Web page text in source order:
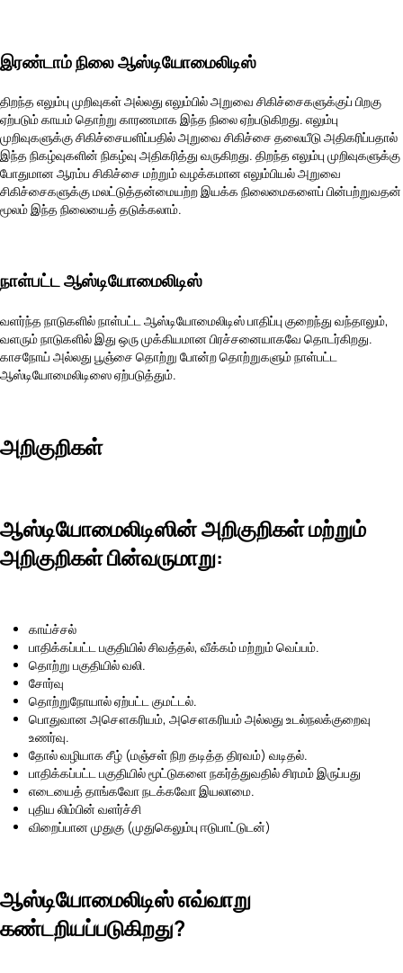
இரண்டாம் நிலை ஆஸ்டியோமைலிடிஸ்
திறந்த எலும்பு முறிவுகள் அல்லது எலும்பில் அறுவை சிகிச்சைகளுக்குப் பிறகு
ஏற்படும் காயம் தொற்று காரணமாக இந்த நிலை ஏற்படுகிறது. எலும்பு
முறிவுகளுக்கு சிகிச்சையளிப்பதில் அறுவை சிகிச்சை தலையீடு அதிகரிப்பதால்
இந்த நிகழ்வுகளின் நிகழ்வு அதிகரித்து வருகிறது. திறந்த எலும்பு முறிவுகளுக்கு
போதுமான ஆரம்ப சிகிச்சை மற்றும் வழக்கமான எலும்பியல் அறுவை
சிகிச்சைகளுக்கு மலட்டுத்தன்மையற்ற இயக்க நிலைமைகளைப் பின்பற்றுவதன்
மூலம் இந்த நிலையைத் தடுக்கலாம்.
நாள்பட்ட ஆஸ்டியோமைலிடிஸ்
வளர்ந்த நாடுகளில் நாள்பட்ட ஆஸ்டியோமைலிடிஸ் பாதிப்பு குறைந்து வந்தாலும்,
வளரும் நாடுகளில் இது ஒரு முக்கியமான பிரச்சனையாகவே தொடர்கிறது.
காசநோய் அல்லது பூஞ்சை தொற்று போன்ற தொற்றுகளும் நாள்பட்ட
ஆஸ்டியோமைலிடிஸை ஏற்படுத்தும்.
அறிகுறிகள்
ஆஸ்டியோமைலிடிஸின் அறிகுறிகள் மற்றும்
அறிகுறிகள் பின்வருமாறு:
காய்ச்சல்
பாதிக்கப்பட்ட பகுதியில் சிவத்தல், வீக்கம் மற்றும் வெப்பம்.
தொற்று பகுதியில் வலி.
சோர்வு
தொற்றுநோயால் ஏற்பட்ட குமட்டல்.
பொதுவான அசௌகரியம், அசௌகரியம் அல்லது உடல்நலக்குறைவு
உணர்வு.
தோல் வழியாக சீழ் (மஞ்சள் நிற தடித்த திரவம்) வடிதல்.
பாதிக்கப்பட்ட பகுதியில் மூட்டுகளை நகர்த்துவதில் சிரமம் இருப்பது
எடையைத் தாங்கவோ நடக்கவோ இயலாமை.
புதிய லிம்பின் வளர்ச்சி
விறைப்பான முதுகு (முதுகெலும்பு ஈடுபாட்டுடன்)
ஆஸ்டியோமைலிடிஸ் எவ்வாறு
கண்டறியப்படுகிறது?